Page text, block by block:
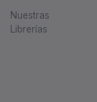
Nuestras
Librerías